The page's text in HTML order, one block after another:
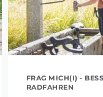
FRAG MICH(I) -
RADFAHREN